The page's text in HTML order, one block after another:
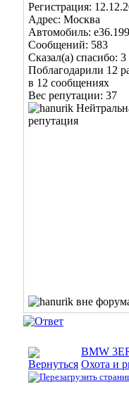
Регистрация:
Адрес: Москва
Автомобиль:
Сообщений: 583
Сказал(а) спасибо: 3
Поблагодарили 12
в 12 сообщениях
Вес репутации: 37
BMW
Охота и